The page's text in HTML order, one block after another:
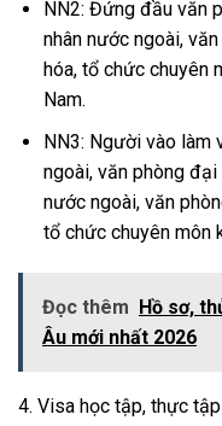
NN2: Đứng đầu văn
nhân nước ngoài,
hóa, tổ chức chuyên
Nam.
NN3: Người vào làm
ngoài, văn phòng đại
nước ngoài, văn
tổ chức chuyên môn
Đọc thêm Hồ sơ,
Âu mới nhất 2026
4. Visa học tập, thực tập